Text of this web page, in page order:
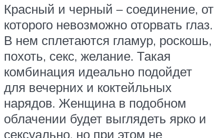
Красный и черный – соединение, от
которого невозможно оторвать глаз.
В нем сплетаются гламур, роскошь,
похоть, секс, желание. Такая
комбинация идеально подойдет
для вечерних и коктейльных
нарядов. Женщина в подобном
облачении будет выглядеть ярко и
сексуально, но при этом не